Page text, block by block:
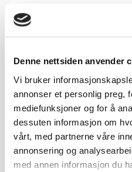
Denne nettsiden anvender
Vi bruker
annonser et personlig preg,
mediefunksjoner og for å
dessuten informasjon om
vårt, med partnerne våre
annonsering og
med annen informasjon du
detaljerte
Antikviteter fra
samlerverdi, både
betydning og
er ofte interessert i
samt reproduksjoner
innblikk i antikkens